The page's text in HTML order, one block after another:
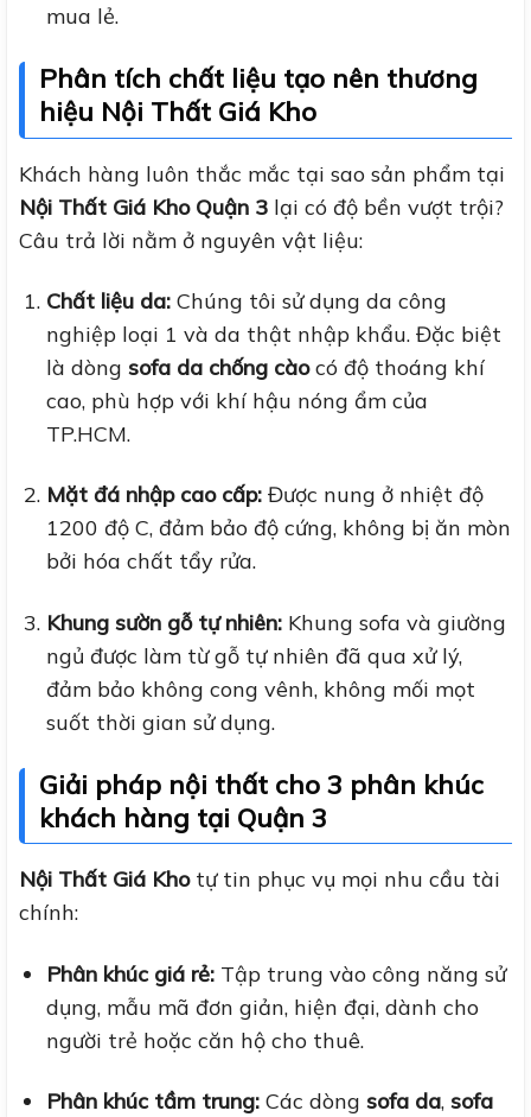
mua lẻ.
Phân tích chất liệu tạo nên thương
hiệu Nội Thất Giá Kho
Khách hàng luôn thắc mắc tại sao sản phẩm tại
Nội Thất Giá Kho Quận 3 lại có độ bền vượt trội?
Câu trả lời nằm ở nguyên vật liệu:
Chất liệu da: Chúng tôi sử dụng da công
nghiệp loại 1 và da thật nhập khẩu. Đặc biệt
là dòngsofa da chống càocó độ thoáng khí
cao, phù hợp với khí hậu nóng ẩm của
TP.HCM.
Mặt đá nhập cao cấp: Được nung ở nhiệt độ
1200 độ C, đảm bảo độ cứng, không bị ăn mòn
bởi hóa chất tẩy rửa.
Khung sườn gỗ tự nhiên: Khung sofa và giường
ngủ được làm từ gỗ tự nhiên đã qua xử lý,
đảm bảo không cong vênh, không mối mọt
suốt thời gian sử dụng.
Giải pháp nội thất cho 3 phân khúc
khách hàng tại Quận 3
Nội Thất Giá Khotự tin phục vụ mọi nhu cầu tài
chính:
Phân khúc giá rẻ: Tập trung vào công năng sử
dụng, mẫu mã đơn giản, hiện đại, dành cho
người trẻ hoặc căn hộ cho thuê.
Phân khúc tầm trung: Các dòngsofa da,sofa